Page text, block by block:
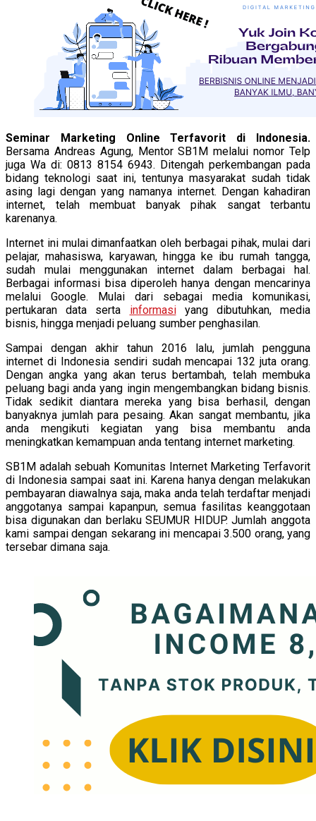
Seminar Marketing Online Terfavorit di Indonesia.
Bersama Andreas Agung, Mentor SB1M melalui nomor Telp
juga Wa di: 0813 8154 6943. Ditengah perkembangan pada
bidang teknologi saat ini, tentunya masyarakat sudah tidak
asing lagi dengan yang namanya internet. Dengan kahadiran
internet, telah membuat banyak pihak sangat terbantu
karenanya.
Internet ini mulai dimanfaatkan oleh berbagai pihak, mulai dari
pelajar, mahasiswa, karyawan, hingga ke ibu rumah tangga,
sudah mulai menggunakan internet dalam berbagai hal.
Berbagai informasi bisa diperoleh hanya dengan mencarinya
melalui Google. Mulai dari sebagai media komunikasi,
pertukaran data serta informasiyang dibutuhkan, media
bisnis, hingga menjadi peluang sumber penghasilan.
Sampai dengan akhir tahun 2016 lalu, jumlah pengguna
internet di Indonesia sendiri sudah mencapai 132 juta orang.
Dengan angka yang akan terus bertambah, telah membuka
peluang bagi anda yang ingin mengembangkan bidang bisnis.
Tidak sedikit diantara mereka yang bisa berhasil, dengan
banyaknya jumlah para pesaing. Akan sangat membantu, jika
anda mengikuti kegiatan yang bisa membantu anda
meningkatkan kemampuan anda tentang internet marketing.
SB1M adalah sebuah Komunitas Internet Marketing Terfavorit
di Indonesia sampai saat ini. Karena hanya dengan melakukan
pembayaran diawalnya saja, maka anda telah terdaftar menjadi
anggotanya sampai kapanpun, semua fasilitas keanggotaan
bisa digunakan dan berlaku SEUMUR HIDUP. Jumlah anggota
kami sampai dengan sekarang ini mencapai 3.500 orang, yang
tersebar dimana saja.